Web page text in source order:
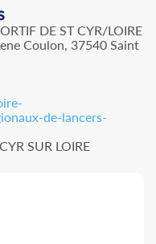
DE ST CYR/LOIRE
Coulon, 37540 Saint
de-lancers-
SUR LOIRE